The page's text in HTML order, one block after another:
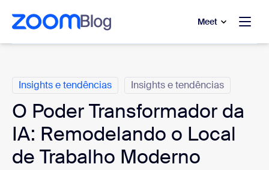
principal
chat de ajuda
Meet
Insights e tendências Insights e tendências
O Poder Transformador da
IA: Remodelando o Local
de Trabalho Moderno